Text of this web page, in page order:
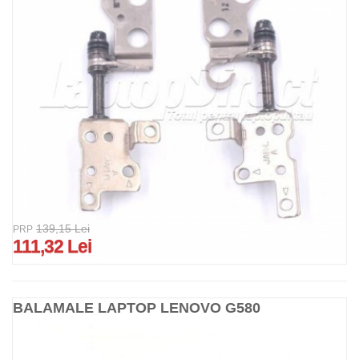
PRP 139,15 Lei
111,32 Lei
BALAMALE LAPTOP LENOVO G580